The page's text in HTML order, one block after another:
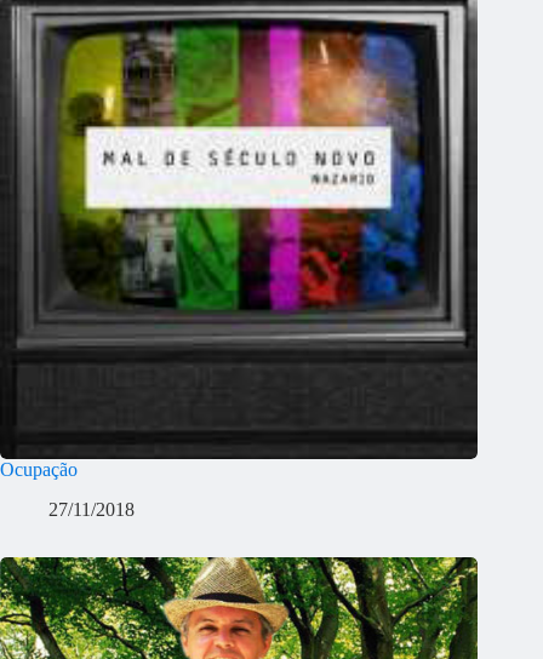
Ocupação
27/11/2018